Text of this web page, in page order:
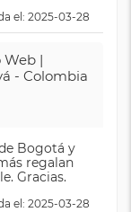
el: 2025-03-28
Web |
- Colombia
Bogotá y
regalan
Gracias.
el: 2025-03-28